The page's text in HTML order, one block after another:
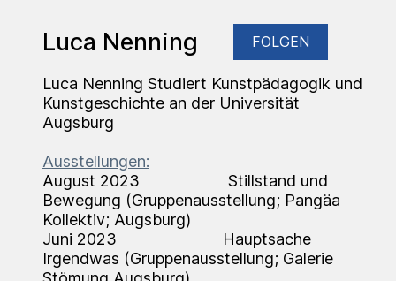
Luca Nenning FOLGEN
Luca Nenning Studiert Kunstpädagogik und
Kunstgeschichte an der Universität
Augsburg
Ausstellungen:
August 2023 Stillstand und
Bewegung (Gruppenausstellung; Pangäa
Kollektiv; Augsburg)
Juni 2023 Hauptsache
Irgendwas (Gruppenausstellung; Galerie